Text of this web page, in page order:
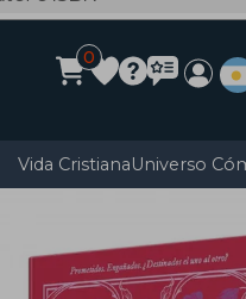
0
Vida CristianaUniverso